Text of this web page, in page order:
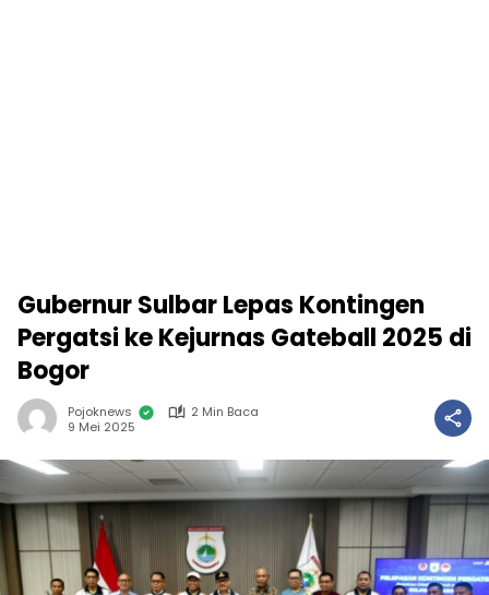
Gubernur Sulbar Lepas Kontingen
Pergatsi ke Kejurnas Gateball 2025 di
Bogor
Pojoknews
2 Min Baca
9 Mei 2025